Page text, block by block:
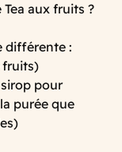
aux fruits ?
différente :
fruits)
pour
purée que